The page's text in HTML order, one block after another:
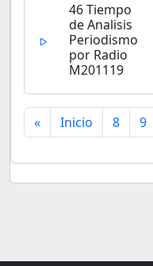
46 Tiempo
de Analisis
Periodismo
por Radio
M201119
« Inicio 8 9